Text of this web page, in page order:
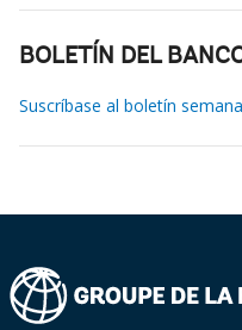
BOLETÍN DEL
Suscríbase al boletín